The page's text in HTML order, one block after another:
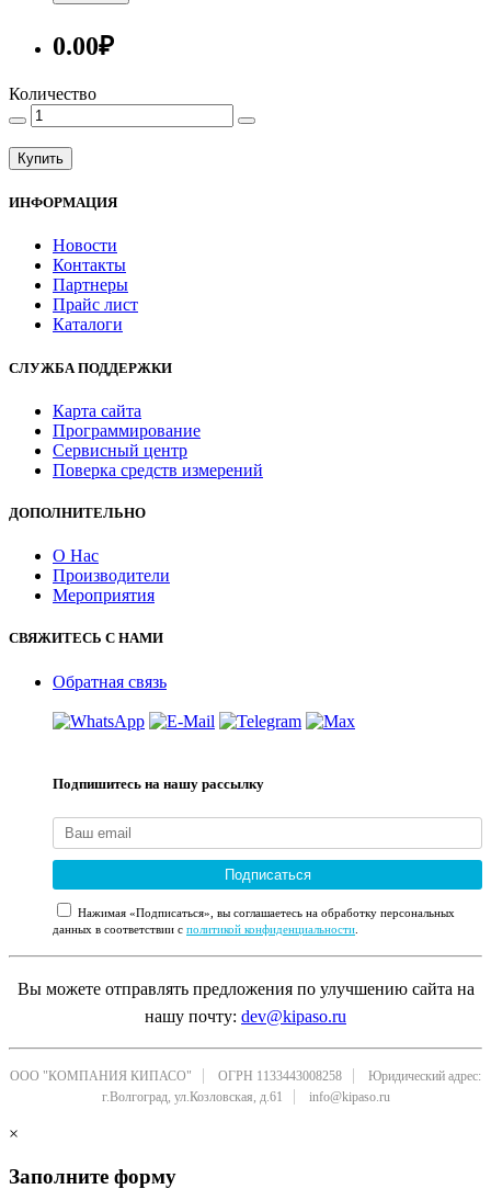
0.00₽
Количество
Купить
ИНФОРМАЦИЯ
Новости
Контакты
Партнеры
Прайс лист
Каталоги
СЛУЖБА ПОДДЕРЖКИ
Карта сайта
Программирование
Сервисный центр
Поверка средств измерений
ДОПОЛНИТЕЛЬНО
О Нас
Производители
Мероприятия
СВЯЖИТЕСЬ С НАМИ
Обратная связь
Подпишитесь на нашу рассылку
Подписаться
Нажимая «Подписаться», вы соглашаетесь на обработку персональных
данных в соответствии с политикой конфиденциальности
Вы можете отправлять предложения по улучшению сайта на
нашу почту: dev@kipaso.ru
ООО "КОМПАНИЯ КИПАСО" ОГРН 1133443008258
Юридический адрес:
г.Волгоград, ул.Козловская, д.61
info@kipaso.ru
×
Заполните форму